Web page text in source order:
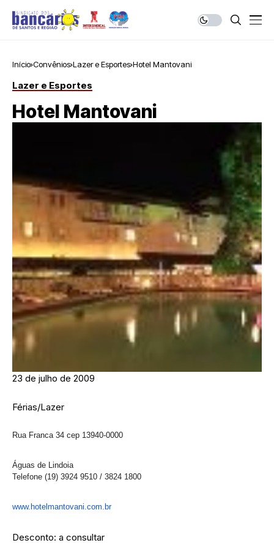
Início Convênios Lazer e Esportes Hotel Mantovani
Lazer e Esportes
Hotel Mantovani
23 de julho de 2009
Férias/Lazer
Rua Franca 34 cep 13940-0000
Águas de Lindoia
Telefone (19) 3924 9510 / 3824 1800
www.hotelmantovani.com.br
Desconto: a consultar